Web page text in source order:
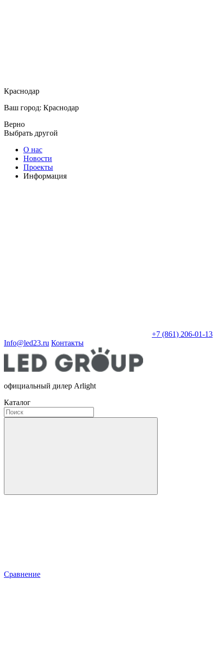
Краснодар
Ваш город: Краснодар
Верно
Выбрать другой
О нас
Новости
Проекты
Информация
+7 (861) 206-01-13
Info@led23.ru Контакты
официальный дилер Arlight
Каталог
Сравнение